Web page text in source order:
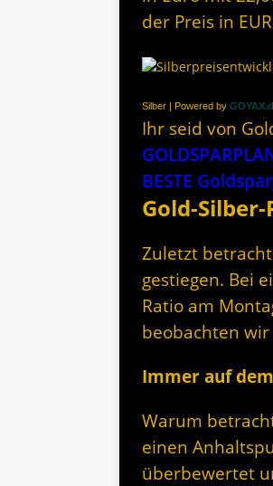
der Preis in
Silber | Powered by
Ihr seid von
BESTE
Gold-
Zuletzt
gestiegen. Bei
Ratio am
beobachten wir
Immer auf
Warum
einen
überbewertet